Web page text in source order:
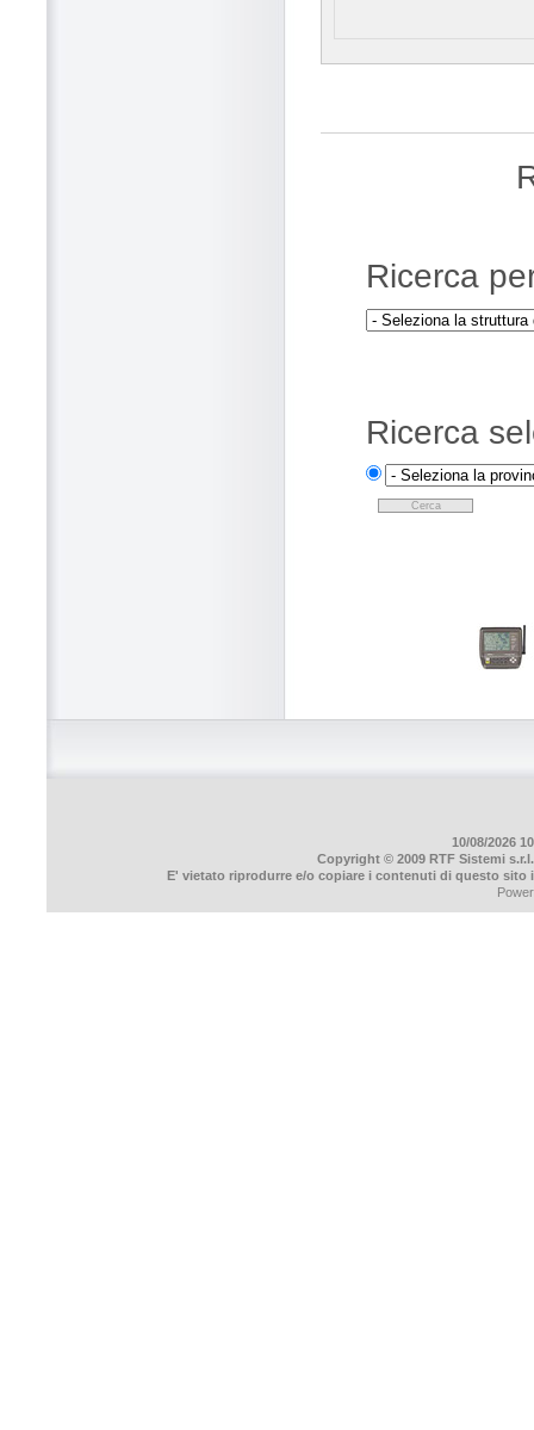
Ricerca
Ricerca
10/08/2026
Copyright © 2009 RTF Sistemi
E' vietato riprodurre e/o copiare i contenuti di questo